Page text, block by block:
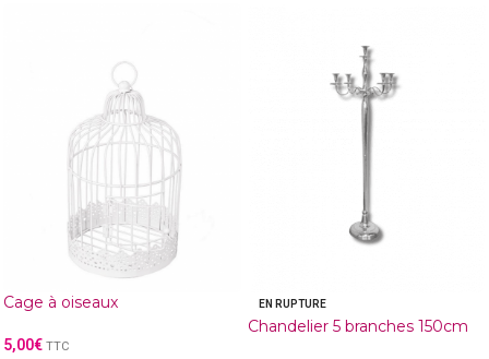
Cage à oiseaux
5,00€ TTC
EN RUPTURE
Chandelier 5 branches 150cm